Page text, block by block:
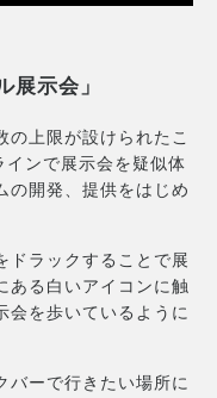
展示会」
の上限が設けられたこ
ンで展示会を疑似体
の開発、提供をはじめ
ドラックすることで展
ある白いアイコンに触
会を歩いているように
バーで行きたい場所に